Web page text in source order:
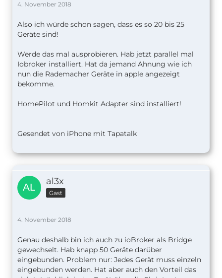
4. November 2018
Also ich würde schon sagen, dass es so 20 bis 25
Geräte sind!
Werde das mal ausprobieren. Hab jetzt parallel mal
Iobroker installiert. Hat da jemand Ahnung wie ich
nun die Rademacher Geräte in apple angezeigt
bekomme.
HomePilot und Homkit Adapter sind installiert!
Gesendet von iPhone mit Tapatalk
al3x
Gast
4. November 2018
Genau deshalb bin ich auch zu ioBroker als Bridge
gewechselt. Hab knapp 50 Geräte darüber
eingebunden. Problem nur: Jedes Gerät muss einzeln
eingebunden werden. Hat aber auch den Vorteil das